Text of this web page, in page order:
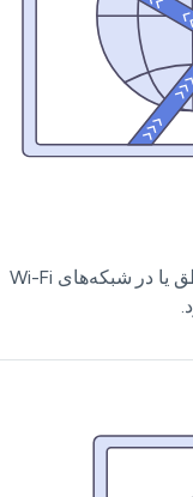
دسترسی به پی‌پال ممکن است در برخی مناطق یا در شبکه‌های Wi-Fi